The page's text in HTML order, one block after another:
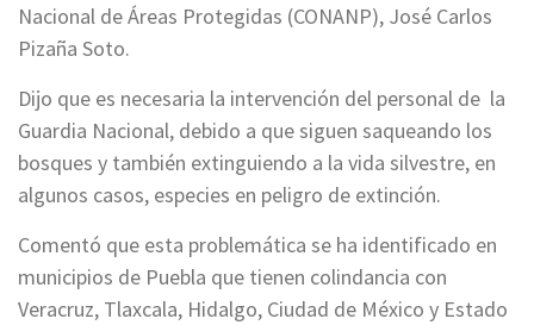
Nacional de Áreas Protegidas (CONANP), José Carlos
Pizaña Soto.
Dijo que es necesaria la intervención del personal de la
Guardia Nacional, debido a que siguen saqueando los
bosques y también extinguiendo a la vida silvestre, en
algunos casos, especies en peligro de extinción.
Comentó que esta problemática se ha identificado en
municipios de Puebla que tienen colindancia con
Veracruz, Tlaxcala, Hidalgo, Ciudad de México y Estado